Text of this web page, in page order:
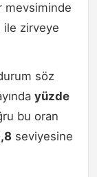
mevsiminde
ile zirveye
söz
yüzde
bu oran
seviyesine